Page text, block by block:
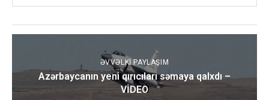
ƏVVƏLKI PAYLAŞIM
Azərbaycanın yeni qırıcıları səmaya qalxdı –
VİDEO